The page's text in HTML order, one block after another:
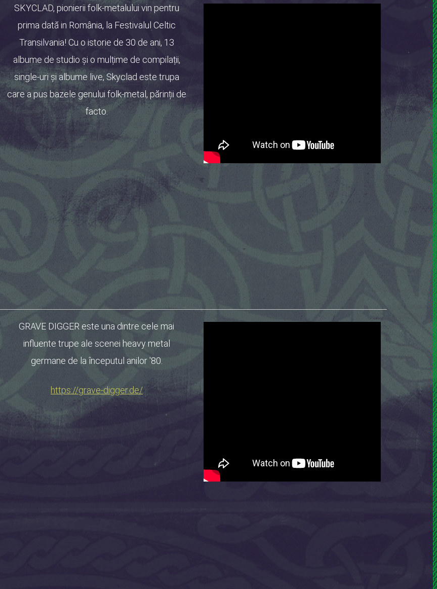
SKYCLAD, pionierii folk-metalului vin pentru
prima dată in România, la Festivalul Celtic
Transilvania! Cu o istorie de 30 de ani, 13
albume de studio și o mulțime de compilații,
single-uri și albume live, Skyclad este trupa
care a pus bazele genului folk-metal, părinții de
facto.
GRAVE DIGGER este una dintre cele mai
influente trupe ale scenei heavy metal
germane de la începutul anilor '80.
https://grave-digger.de/